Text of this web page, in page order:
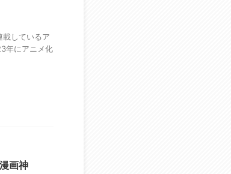
載しているア
年にアニメ化
画神